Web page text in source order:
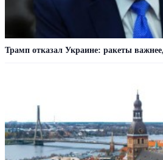
Трамп отказал Украине: ракеты